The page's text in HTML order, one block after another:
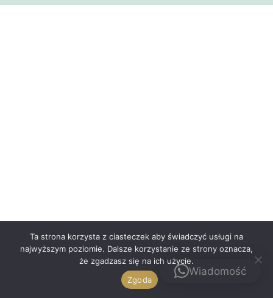
Kontakt
Wiadomość
Ta strona korzysta z ciasteczek aby świadczyć usługi na
najwyższym poziomie. Dalsze korzystanie ze strony oznacza,
że zgadzasz się na ich użycie.
Zgoda